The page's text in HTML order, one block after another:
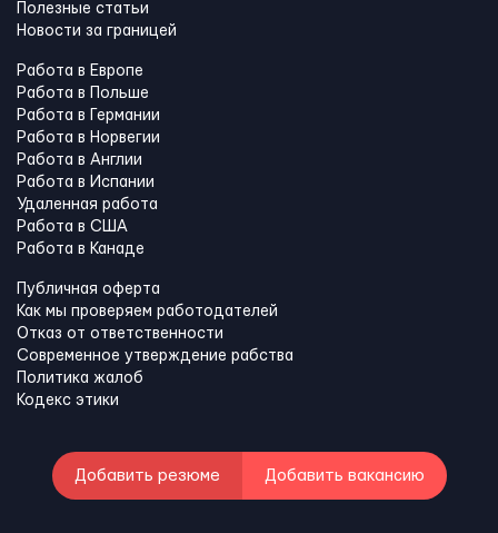
Полезные статьи
Новости за границей
Работа в Европе
Работа в Польше
Работа в Германии
Работа в Норвегии
Работа в Англии
Работа в Испании
Удаленная работа
Работа в США
Работа в Канадe
Публичная оферта
Как мы проверяем работодателей
Отказ от ответственности
Современное утверждение рабства
Политика жалоб
Кодекс этики
Добавить резюме Добавить вакансию